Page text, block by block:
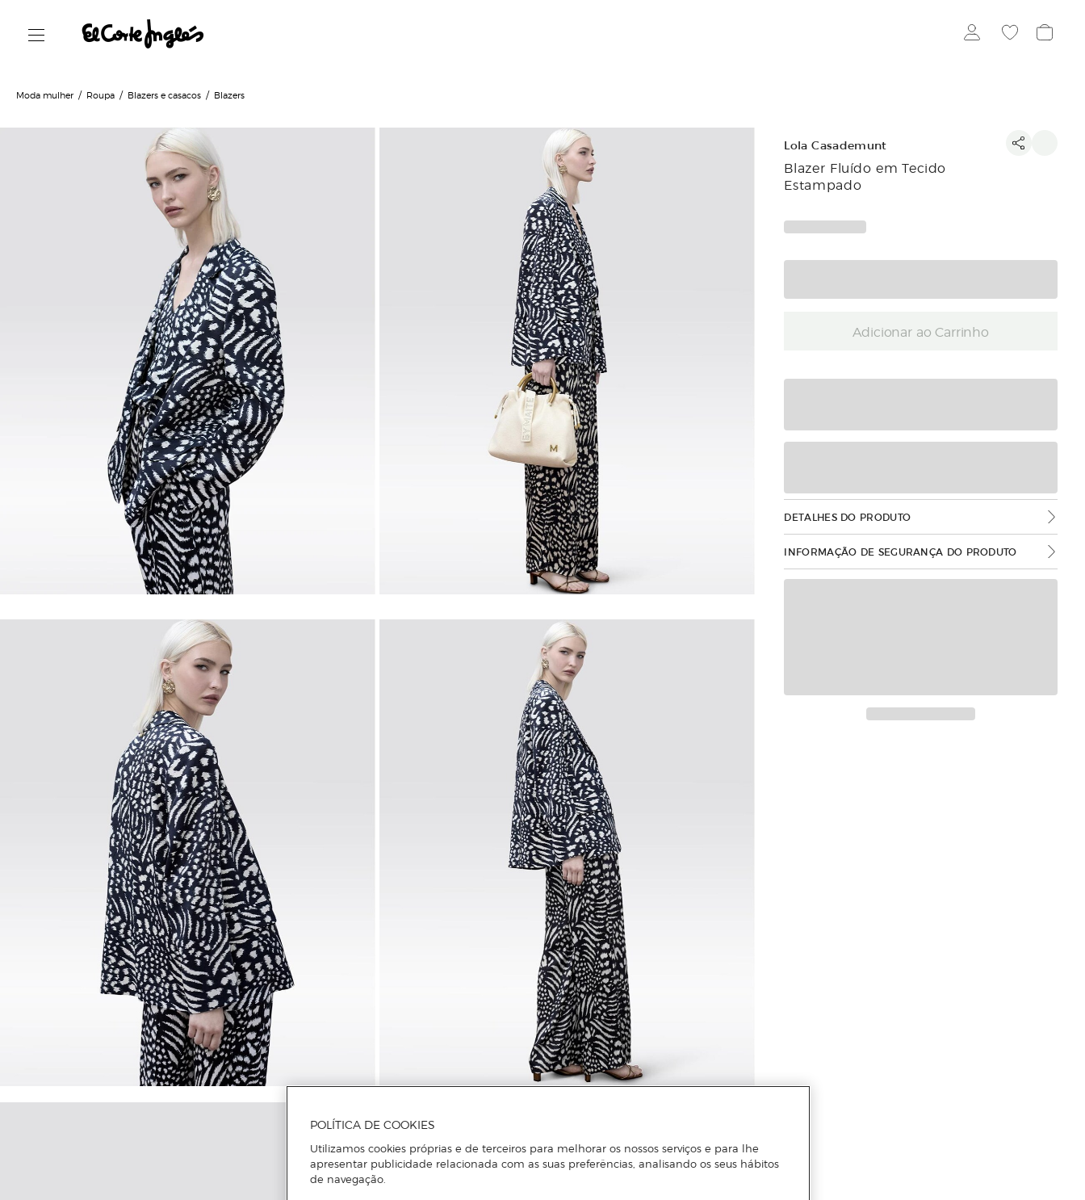
Moda mulher Roupa Blazers e casacos Blazers
Lola Casademunt
Blazer Fluído em Tecido
Estampado
Adicionar ao Carrinho
DETALHES DO PRODUTO
INFORMAÇÃO DE SEGURANÇA DO PRODUTO
POLÍTICA DE COOKIES
Utilizamos cookies próprias e de terceiros para melhorar os nossos serviços e para lhe
apresentar publicidade relacionada com as suas preferências, analisando os seus hábitos
de navegação.